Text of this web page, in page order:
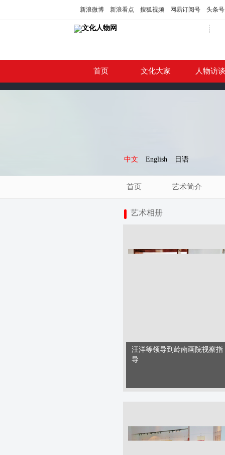
新浪微博 新浪看点 搜狐视频 网易订阅号 头条号
首页 文化大家 人物访谈
中文 English 日语
首页 艺术简介
艺术相册
汪洋等领导到岭南画院视察指
导